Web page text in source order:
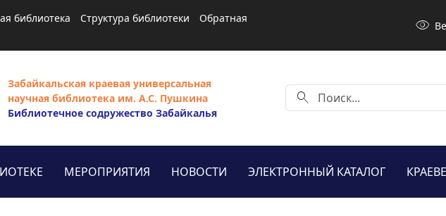
библиотека Структура библиотеки
Обратная
visibility
Забайкальская краевая универсальная
научная библиотека им. А.С. Пушкина
Библиотечное содружество Забайкалья
search
МЕРОПРИЯТИЯ НОВОСТИ ЭЛЕКТРОННЫЙ КАТАЛОГ